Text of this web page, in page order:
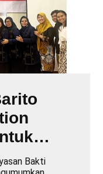
Bakti